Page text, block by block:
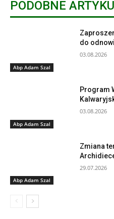
PODOBNE
Abp Adam Szal
do
03.08.2026
Abp Adam Szal
Program
03.08.2026
Abp Adam Szal
Zmiana
29.07.2026